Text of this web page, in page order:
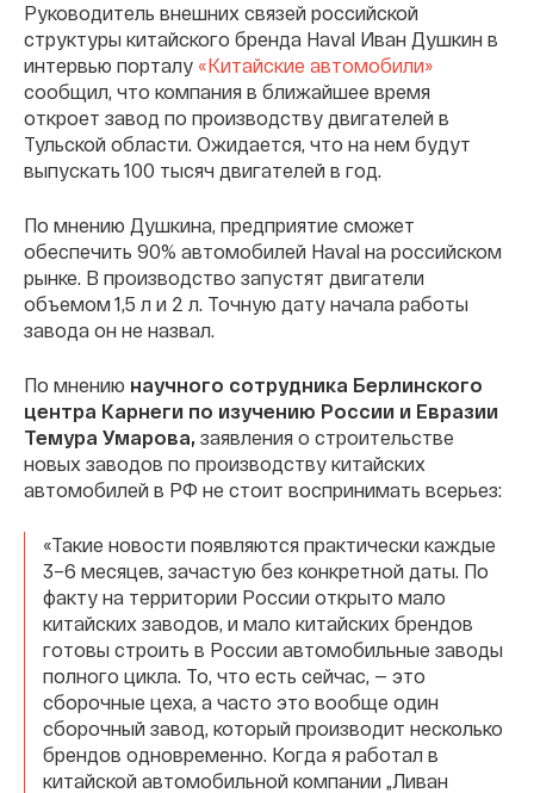
Руководитель внешних связей российской
структуры китайского бренда Haval Иван Душкин в
интервью порталу «Китайские автомобили»
сообщил, что компания в ближайшее время
откроет завод по производству двигателей в
Тульской области. Ожидается, что на нем будут
выпускать 100 тысяч двигателей в год.
По мнению Душкина, предприятие сможет
обеспечить 90% автомобилей Haval на российском
рынке. В производство запустят двигатели
объемом 1,5 л и 2 л. Точную дату начала работы
завода он не назвал.
По мнению научного сотрудника Берлинского
центра Карнеги по изучению России и Евразии
Темура Умарова, заявления о строительстве
новых заводов по производству китайских
автомобилей в РФ не стоит воспринимать всерьез:
«Такие новости появляются практически каждые
3–6 месяцев, зачастую без конкретной даты. По
факту на территории России открыто мало
китайских заводов, и мало китайских брендов
готовы строить в России автомобильные заводы
полного цикла. То, что есть сейчас, — это
сборочные цеха, а часто это вообще один
сборочный завод, который производит несколько
брендов одновременно. Когда я работал в
китайской автомобильной компании „Ливан